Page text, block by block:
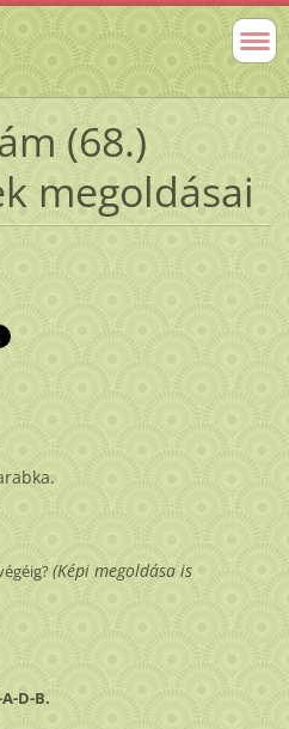
(68.)
megoldásai
(Képi megoldása is
D-B.